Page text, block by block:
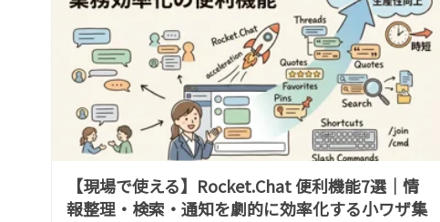
【現場で使える】Rocket.Chat 便利機能7選｜情
報整理・検索・通知を劇的に効率化する小ワザ集